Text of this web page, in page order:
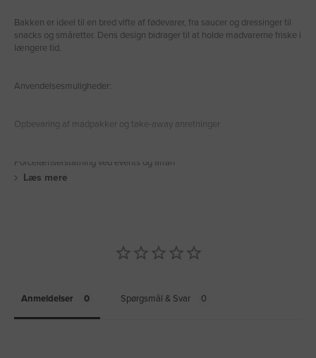
Bakken er ideel til en bred vifte af fødevarer, fra saucer og dressinger til
snacks og småretter. Dens design bidrager til at holde madvarerne friske i
længere tid.
Anvendelsesmuligheder:
Opbevaring af madpakker og take-away anretninger
Porcelænserstatning ved events og arran
Læs mere
Anmeldelser Spørgsmål & Svar